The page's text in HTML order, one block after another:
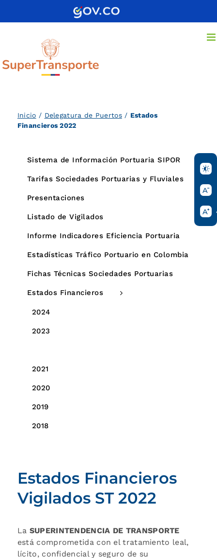
Inicio / Delegatura de Puertos/ Estados
Financieros 2022
Sistema de Información Portuaria SIPOR
Tarifas Sociedades Portuarias y Fluviales
Presentaciones
Listado de Vigilados
Informe Indicadores Eficiencia Portuaria
Estadísticas Tráfico Portuario en Colombia
Fichas Técnicas Sociedades Portuarias
Estados Financieros
2024
2023
2021
2020
2019
2018
Estados Financieros
Vigilados ST 2022
La SUPERINTENDENCIA DE TRANSPORTE
está comprometida con el tratamiento leal,
lícito, confidencial y seguro de su